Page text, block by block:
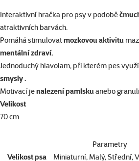
superzoo.product.detail.content
Interaktivní hračka pro psy v podobě
atraktivních barvách.
Pomáhá stimulovatmozkovou aktivitu
mentální zdraví.
Jednoduchý hlavolam, při kterém pes
smysly .
Motivací jenalezení pamlskuanebo
Velikost
70 cm
Parametry
Velikost psa
Miniaturní, Malý, Střední,